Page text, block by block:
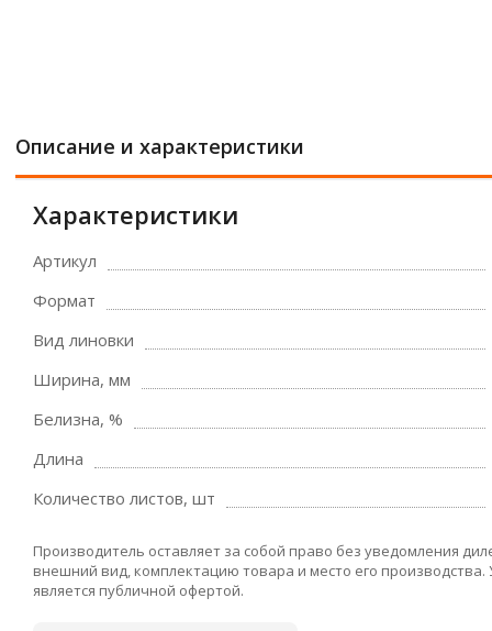
Описание и характеристики
Характеристики
Артикул
Формат
Вид линовки
Ширина, мм
Белизна, %
Длина
Количество листов, шт
Производитель оставляет за собой право без уведомления
внешний вид, комплектацию товара и место его
является публичной офертой.